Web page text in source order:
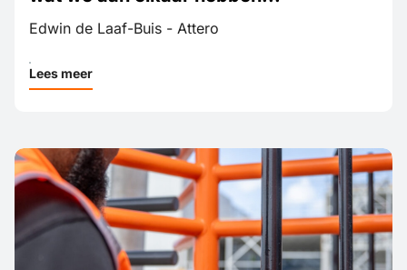
"...We hebben korte lijnen en weten
wat we aan elkaar hebben..."